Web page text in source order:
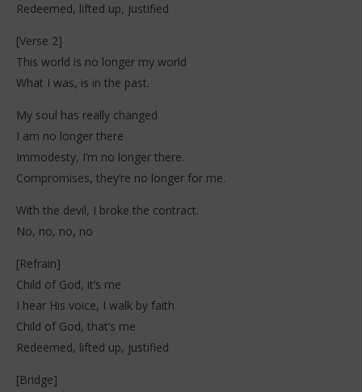
Redeemed, lifted up, justified
[Verse 2]
This world is no longer my world
What I was, is in the past.
My soul has really changed
I am no longer there
Immodesty, I’m no longer there.
Compromises, they’re no longer for me.
With the devil, I broke the contract.
No, no, no, no
[Refrain]
Child of God, it’s me
I hear His voice, I walk by faith
Child of God, that’s me
Redeemed, lifted up, justified
[Bridge]